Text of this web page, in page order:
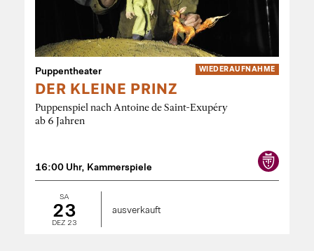
WIEDER­AUFNAHME
Puppentheater
DER KLEINE PRINZ
Puppenspiel nach Antoine de Saint-Exupéry
ab 6 Jahren
16:00 Uhr, Kammerspiele
SA
23
DEZ 23
ausverkauft